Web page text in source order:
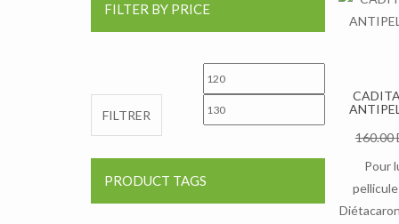
160.00
Pour
FILTER BY PRICE
Prix min
FILTRER
PRODUCT TAGS